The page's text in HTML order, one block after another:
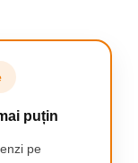
rapida
“lock-in-
o incarcare
3 ore.
puțin
pe